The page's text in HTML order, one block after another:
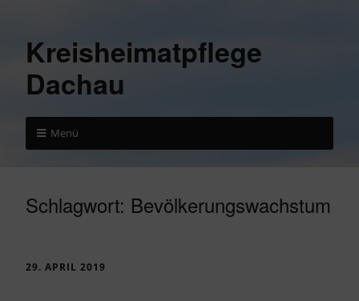
Kreisheimatpflege
Dachau
Menü
Schlagwort: Bevölkerungswachstum
29. APRIL 2019